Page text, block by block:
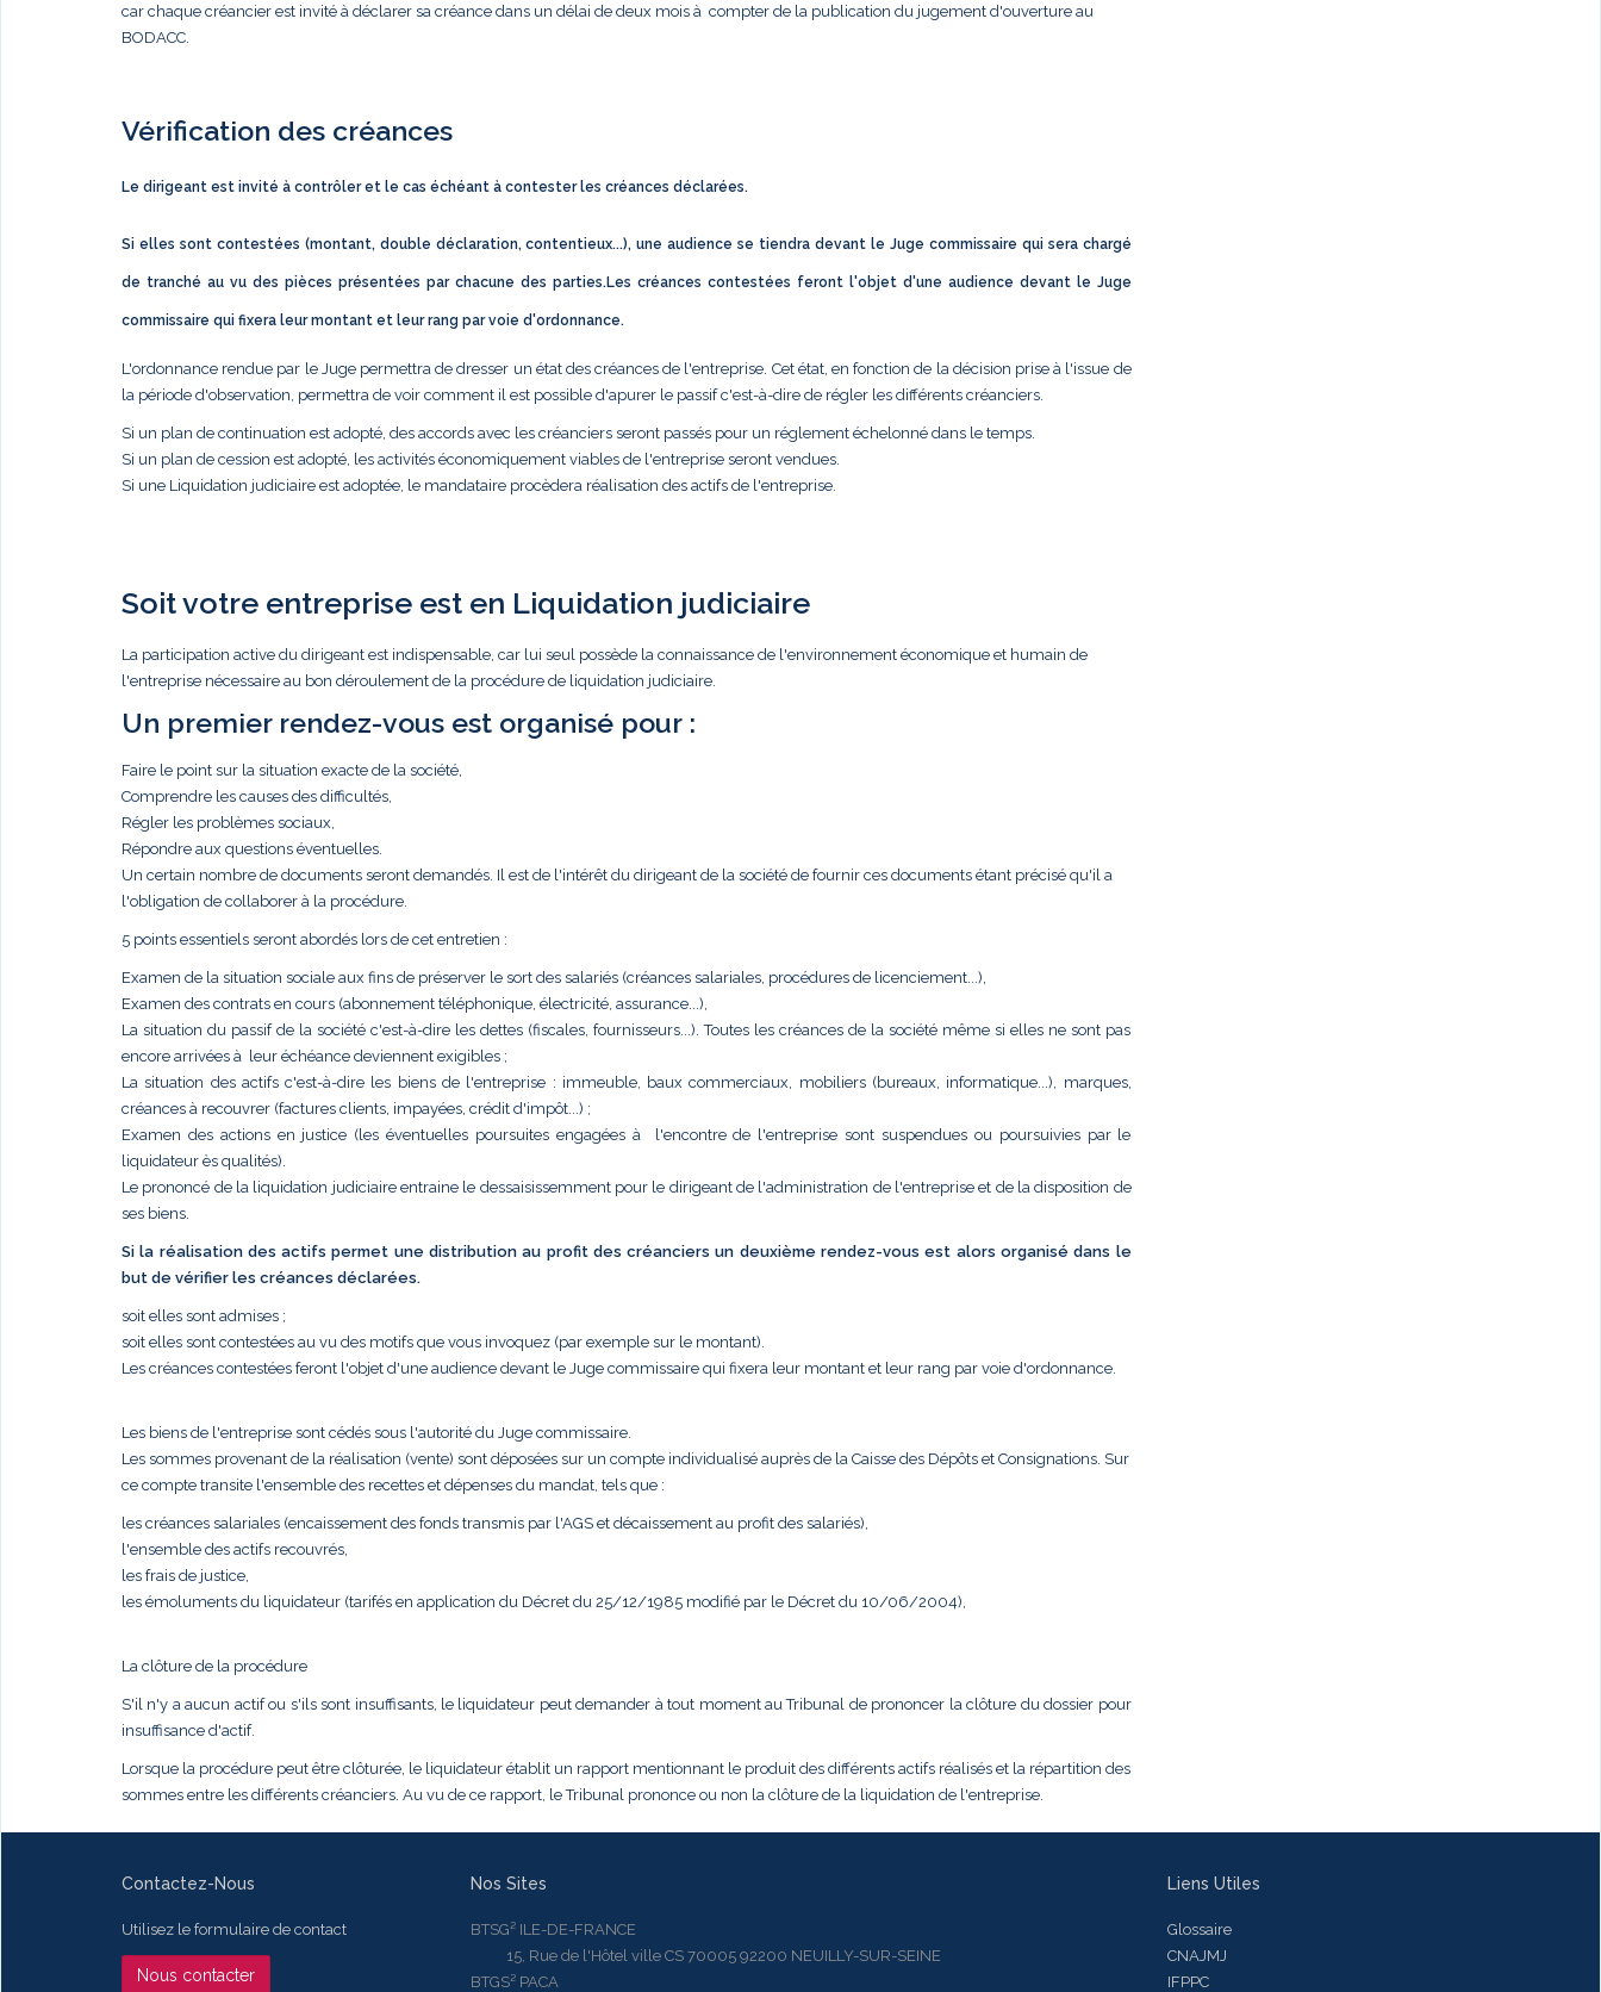
car chaque créancier est invité à déclarer sa créance dans un délai de deux mois à compter de la publication du jugement d'ouverture au
BODACC.
Vérification des créances
Le dirigeant est invité à contrôler et le cas échéant à contester les créances déclarées.
Si elles sont contestées (montant, double déclaration, contentieux...), une audience se tiendra devant le Juge commissaire qui sera chargé
de tranché au vu des pièces présentées par chacune des parties.Les créances contestées feront l'objet d'une audience devant le Juge
commissaire qui fixera leur montant et leur rang par voie d'ordonnance.
L'ordonnance rendue par le Juge permettra de dresser un état des créances de l'entreprise. Cet état, en fonction de la décision prise à l'issue de
la période d'observation, permettra de voir comment il est possible d'apurer le passif c'est-à-dire de régler les différents créanciers.
Si un plan de continuation est adopté, des accords avec les créanciers seront passés pour un réglement échelonné dans le temps.
Si un plan de cession est adopté, les activités économiquement viables de l'entreprise seront vendues.
Si une Liquidation judiciaire est adoptée, le mandataire procèdera réalisation des actifs de l'entreprise.
Soit votre entreprise est en Liquidation judiciaire
La participation active du dirigeant est indispensable, car lui seul possède la connaissance de l'environnement économique et humain de
l'entreprise nécessaire au bon déroulement de la procédure de liquidation judiciaire.
Un premier rendez-vous est organisé pour :
Faire le point sur la situation exacte de la société,
Comprendre les causes des difficultés,
Régler les problèmes sociaux,
Répondre aux questions éventuelles.
Un certain nombre de documents seront demandés. Il est de l'intérêt du dirigeant de la société de fournir ces documents étant précisé qu'il a
l'obligation de collaborer à la procédure.
5 points essentiels seront abordés lors de cet entretien :
Examen de la situation sociale aux fins de préserver le sort des salariés (créances salariales, procédures de licenciement...),
Examen des contrats en cours (abonnement téléphonique, électricité, assurance...),
La situation du passif de la société c'est-à-dire les dettes (fiscales, fournisseurs...). Toutes les créances de la société même si elles ne sont pas
encore arrivées à leur échéance deviennent exigibles ;
La situation des actifs c'est-à-dire les biens de l'entreprise : immeuble, baux commerciaux, mobiliers (bureaux, informatique...), marques,
créances à recouvrer (factures clients, impayées, crédit d'impôt...) ;
Examen des actions en justice (les éventuelles poursuites engagées à l'encontre de l'entreprise sont suspendues ou poursuivies par le
liquidateur ès qualités).
Le prononcé de la liquidation judiciaire entraine le dessaisissemment pour le dirigeant de l'administration de l'entreprise et de la disposition de
ses biens.
Si la réalisation des actifs permet une distribution au profit des créanciers un deuxième rendez-vous est alors organisé dans le
but de vérifier les créances déclarées.
soit elles sont admises ;
soit elles sont contestées au vu des motifs que vous invoquez (par exemple sur le montant).
Les créances contestées feront l'objet d'une audience devant le Juge commissaire qui fixera leur montant et leur rang par voie d'ordonnance.
Les biens de l'entreprise sont cédés sous l'autorité du Juge commissaire.
Les sommes provenant de la réalisation (vente) sont déposées sur un compte individualisé auprès de la Caisse des Dépôts et Consignations. Sur
ce compte transite l'ensemble des recettes et dépenses du mandat, tels que :
les créances salariales (encaissement des fonds transmis par l'AGS et décaissement au profit des salariés),
l'ensemble des actifs recouvrés,
les frais de justice,
les émoluments du liquidateur (tarifés en application du Décret du 25/12/1985 modifié par le Décret du 10/06/2004),
La clôture de la procédure
S'il n'y a aucun actif ou s'ils sont insuffisants, le liquidateur peut demander à tout moment au Tribunal de prononcer la clôture du dossier pour
insuffisance d'actif.
Lorsque la procédure peut être clôturée, le liquidateur établit un rapport mentionnant le produit des différents actifs réalisés et la répartition des
sommes entre les différents créanciers. Au vu de ce rapport, le Tribunal prononce ou non la clôture de la liquidation de l'entreprise.
Contactez-Nous
Utilisez le formulaire de contact
Nous contacter
Nos Sites
BTSG² ILE-DE-FRANCE
15, Rue de l'Hôtel ville CS 70005 92200 NEUILLY-SUR-SEINE
BTGS² PACA
Liens Utiles
Glossaire
CNAJMJ
IFPPC